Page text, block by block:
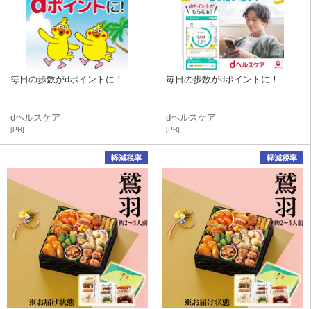
毎日の歩数がdポイントに！
dヘルスケア
[PR]
毎日の歩数がdポイントに！
dヘルスケア
[PR]
軽減税率 軽減税率